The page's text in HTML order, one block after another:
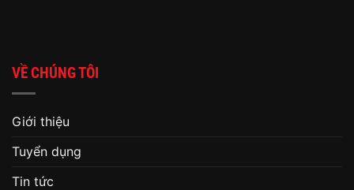
VỀ CHÚNG TÔI
Giới thiệu
Tuyển dụng
Tin tức